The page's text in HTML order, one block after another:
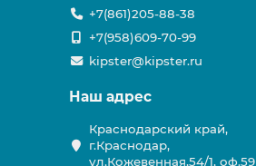
+7(861)205-88-38
+7(958)609-70-99
kipster@kipster.ru
Наш адрес
Краснодарский край,
г.Краснодар,
ул.Кожевенная,54/1, оф.59